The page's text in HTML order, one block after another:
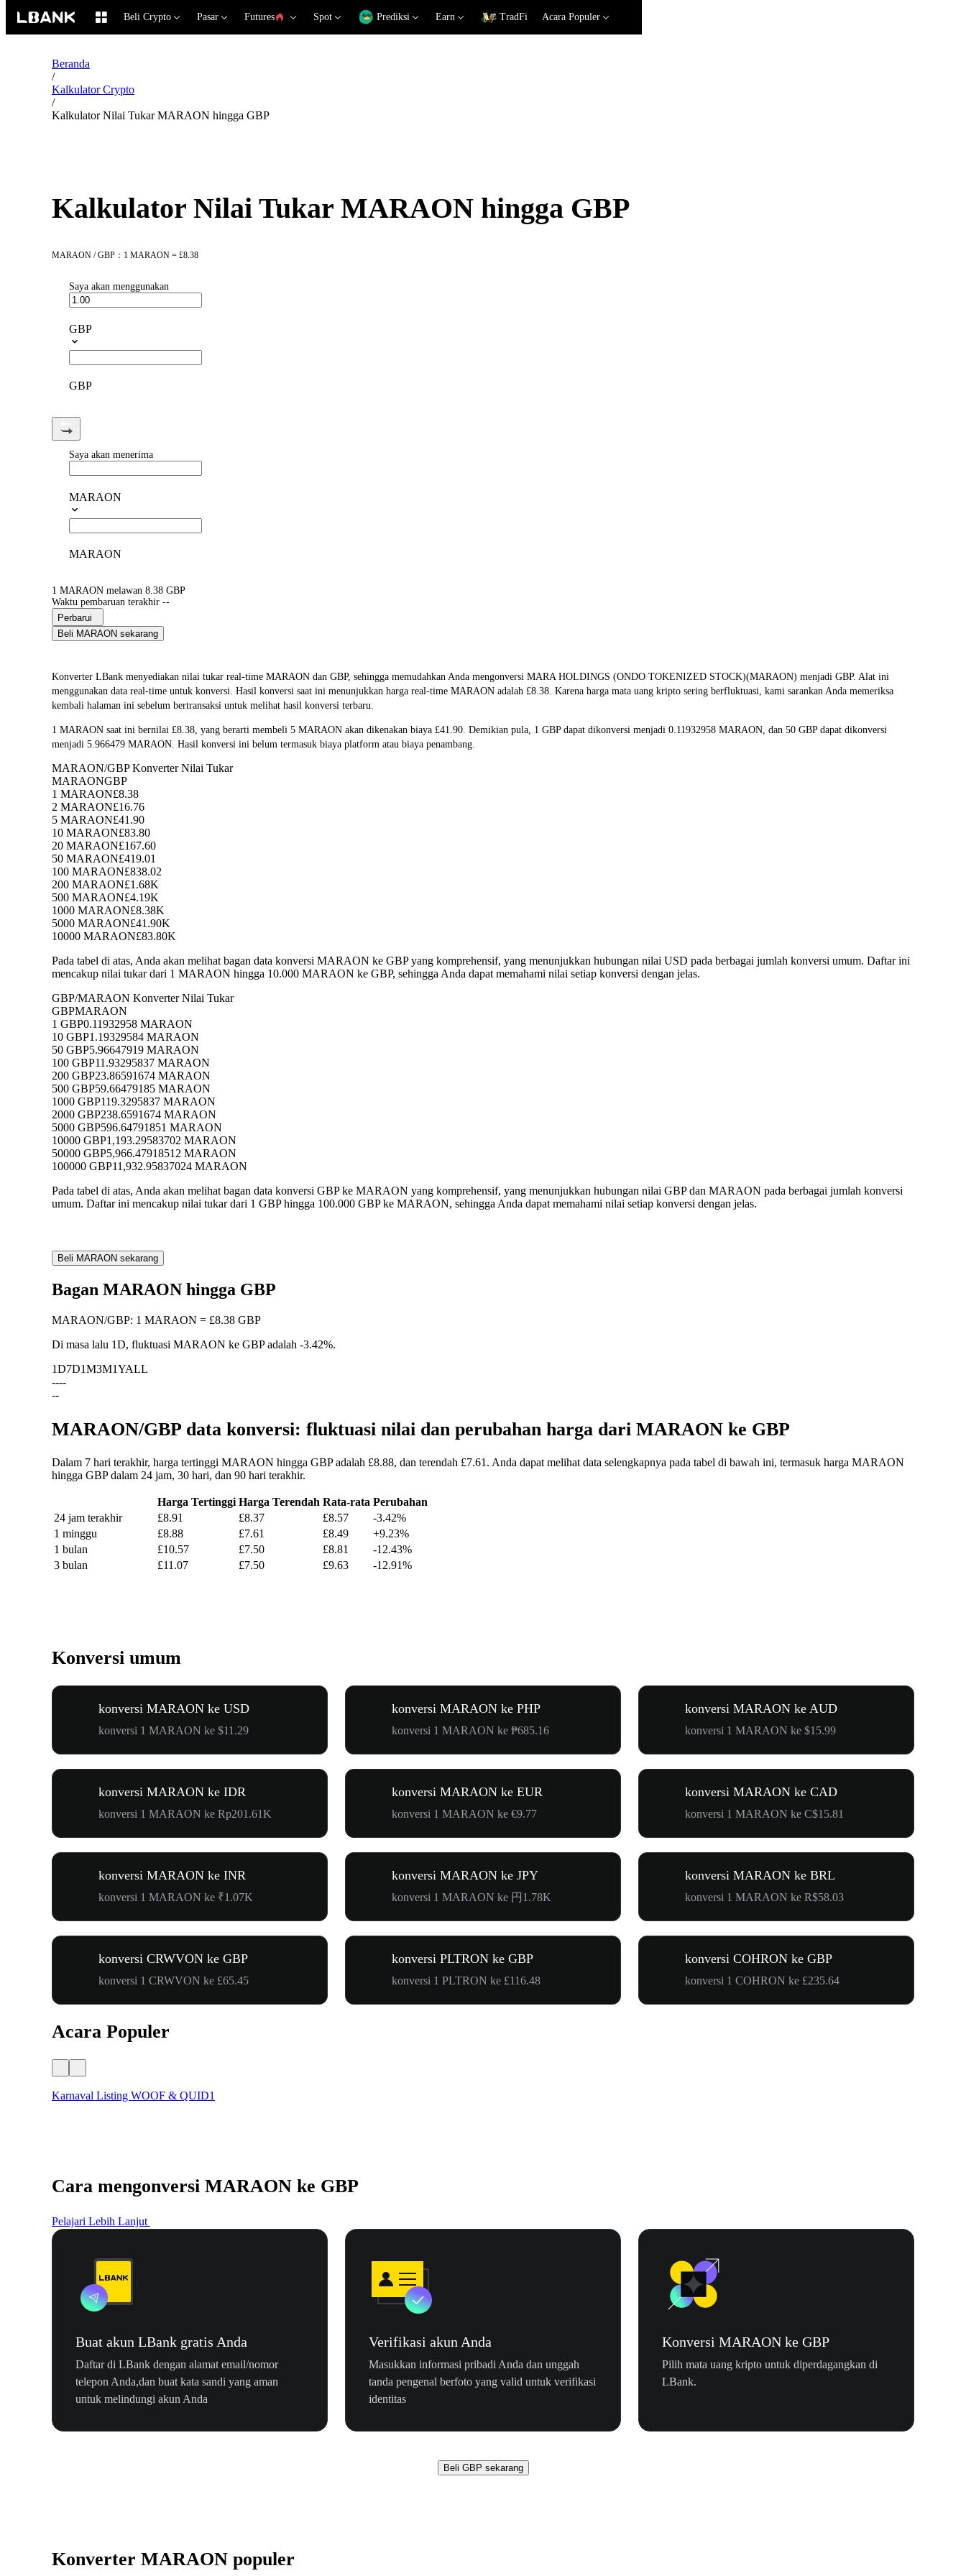
Beli Crypto Pasar Futures Spot Prediksi Earn TradFi Acara Populer
Beranda
/
Kalkulator Crypto
/
Kalkulator Nilai Tukar MARAON hingga GBP
Kalkulator Nilai Tukar MARAON hingga GBP
MARAON / GBP：1 MARAON = £8.38
Saya akan menggunakan
GBP
GBP
Saya akan menerima
MARAON
MARAON
1 MARAON melawan 8.38 GBP
Waktu pembaruan terakhir --
Perbarui
Beli MARAON sekarang
Konverter LBank menyediakan nilai tukar real-time MARAON dan GBP, sehingga memudahkan Anda mengonversi MARA HOLDINGS (ONDO TOKENIZED STOCK)(MARAON) menjadi GBP. Alat ini
menggunakan data real-time untuk konversi. Hasil konversi saat ini menunjukkan harga real-time MARAON adalah £8.38. Karena harga mata uang kripto sering berfluktuasi, kami sarankan Anda memeriksa
kembali halaman ini sebelum bertransaksi untuk melihat hasil konversi terbaru.
1 MARAON saat ini bernilai £8.38, yang berarti membeli 5 MARAON akan dikenakan biaya £41.90. Demikian pula, 1 GBP dapat dikonversi menjadi 0.11932958 MARAON, dan 50 GBP dapat dikonversi
menjadi 5.966479 MARAON. Hasil konversi ini belum termasuk biaya platform atau biaya penambang.
MARAON/GBP Konverter Nilai Tukar
MARAONGBP
1 MARAON£8.38
2 MARAON£16.76
5 MARAON£41.90
10 MARAON£83.80
20 MARAON£167.60
50 MARAON£419.01
100 MARAON£838.02
200 MARAON£1.68K
500 MARAON£4.19K
1000 MARAON£8.38K
5000 MARAON£41.90K
10000 MARAON£83.80K
Pada tabel di atas, Anda akan melihat bagan data konversi MARAON ke GBP yang komprehensif, yang menunjukkan hubungan nilai USD pada berbagai jumlah konversi umum. Daftar ini
mencakup nilai tukar dari 1 MARAON hingga 10.000 MARAON ke GBP, sehingga Anda dapat memahami nilai setiap konversi dengan jelas.
GBP/MARAON Konverter Nilai Tukar
GBPMARAON
1 GBP0.11932958 MARAON
10 GBP1.19329584 MARAON
50 GBP5.96647919 MARAON
100 GBP11.93295837 MARAON
200 GBP23.86591674 MARAON
500 GBP59.66479185 MARAON
1000 GBP119.3295837 MARAON
2000 GBP238.6591674 MARAON
5000 GBP596.64791851 MARAON
10000 GBP1,193.29583702 MARAON
50000 GBP5,966.47918512 MARAON
100000 GBP11,932.95837024 MARAON
Pada tabel di atas, Anda akan melihat bagan data konversi GBP ke MARAON yang komprehensif, yang menunjukkan hubungan nilai GBP dan MARAON pada berbagai jumlah konversi
umum. Daftar ini mencakup nilai tukar dari 1 GBP hingga 100.000 GBP ke MARAON, sehingga Anda dapat memahami nilai setiap konversi dengan jelas.
Beli MARAON sekarang
Bagan MARAON hingga GBP
MARAON/GBP: 1 MARAON = £8.38 GBP
Di masa lalu 1D, fluktuasi MARAON ke GBP adalah -3.42%.
1D7D1M3M1YALL
----
--
MARAON/GBP data konversi: fluktuasi nilai dan perubahan harga dari MARAON ke GBP
Dalam 7 hari terakhir, harga tertinggi MARAON hingga GBP adalah £8.88, dan terendah £7.61. Anda dapat melihat data selengkapnya pada tabel di bawah ini, termasuk harga MARAON
hingga GBP dalam 24 jam, 30 hari, dan 90 hari terakhir.
Harga Tertinggi Harga Terendah Rata-rata Perubahan
24 jam terakhir
£8.91 £8.37 £8.57
-3.42%
1 minggu
£8.88 £7.61 £8.49
+9.23%
1 bulan
£10.57 £7.50 £8.81
-12.43%
3 bulan
£11.07 £7.50 £9.63 -12.91%
Konversi umum
konversi MARAON ke USD
konversi 1 MARAON ke $11.29
konversi MARAON ke PHP
konversi 1 MARAON ke ₱685.16
konversi MARAON ke AUD
konversi 1 MARAON ke $15.99
konversi MARAON ke IDR
konversi 1 MARAON ke Rp201.61K
konversi MARAON ke EUR
konversi 1 MARAON ke €9.77
konversi MARAON ke CAD
konversi 1 MARAON ke C$15.81
konversi MARAON ke INR
konversi 1 MARAON ke ₹1.07K
konversi MARAON ke JPY
konversi 1 MARAON ke 円1.78K
konversi MARAON ke BRL
konversi 1 MARAON ke R$58.03
konversi CRWVON ke GBP
konversi 1 CRWVON ke £65.45
konversi PLTRON ke GBP
konversi 1 PLTRON ke £116.48
konversi COHRON ke GBP
konversi 1 COHRON ke £235.64
Acara Populer
Karnaval Listing WOOF & QUID1
Cara mengonversi MARAON ke GBP
Pelajari Lebih Lanjut
Buat akun LBank gratis Anda
Daftar di LBank dengan alamat email/nomor
telepon Anda,dan buat kata sandi yang aman
untuk melindungi akun Anda
Verifikasi akun Anda
Masukkan informasi pribadi Anda dan unggah
tanda pengenal berfoto yang valid untuk verifikasi
identitas
Konversi MARAON ke GBP
Pilih mata uang kripto untuk diperdagangkan di
LBank.
Beli GBP sekarang
Konverter MARAON populer